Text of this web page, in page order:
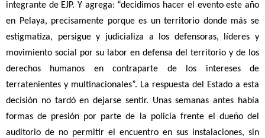
integrante de EJP. Y agrega: “decidimos hacer el evento este año
en Pelaya, precisamente porque es un territorio donde más se
estigmatiza, persigue y judicializa a los defensoras, líderes y
movimiento social por su labor en defensa del territorio y de los
derechos humanos en contraparte de los intereses de
terratenientes y multinacionales”. La respuesta del Estado a esta
decisión no tardó en dejarse sentir. Unas semanas antes había
formas de presión por parte de la policía frente el dueño del
auditorio de no permitir el encuentro en sus instalaciones, sin